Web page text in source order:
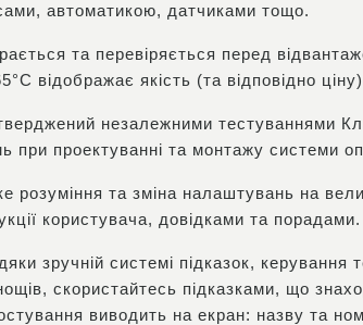
автоматикою, датчиками тощо.
та перевіряється перед
відображає якість (та відповідно
незалежними тестуваннями
при проектуванні та монтажу системи
розуміння та зміна налаштувань на
користувача, довідками та порадами.
зручній системі підказок,
скористайтесь підказками, що
виводить на екран: назву та